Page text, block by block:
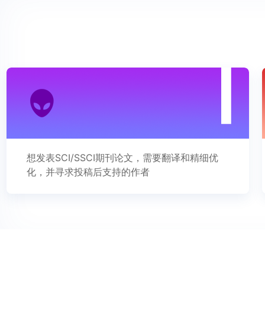
想发表SCI/SSCI期刊论文，需要翻译和精细优
化，并寻求投稿后支持的作者